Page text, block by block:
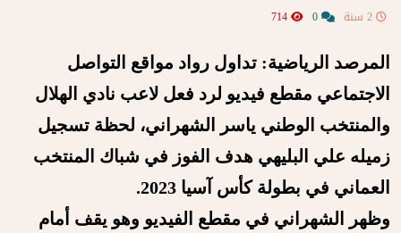
المرصد الرياضية: تداول رواد مواقع التواصل
الاجتماعي مقطع فيديو لرد فعل لاعب نادي الهلال
والمنتخب الوطني ياسر الشهراني، لحظة تسجيل
زميله علي البليهي هدف الفوز في شباك المنتخب
العماني في بطولة كأس آسيا 2023.
وظهر الشهراني في مقطع الفيديو وهو يقف أمام